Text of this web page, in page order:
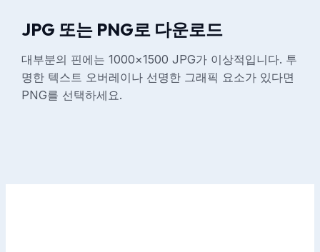
JPG 또는 PNG로 다운로드
대부분의 핀에는 1000×1500 JPG가 이상적입니다. 투
명한 텍스트 오버레이나 선명한 그래픽 요소가 있다면
PNG를 선택하세요.